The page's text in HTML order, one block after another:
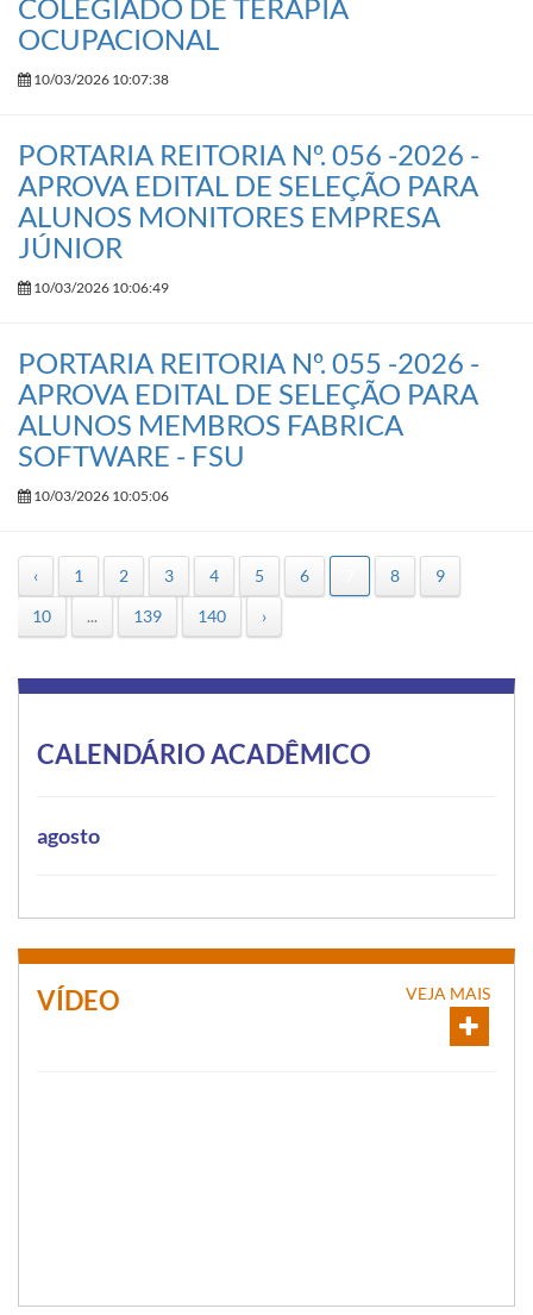
COLEGIADO DE TERAPIA
OCUPACIONAL
10/03/2026 10:07:38
PORTARIA REITORIA Nº. 056 -2026 -
APROVA EDITAL DE SELEÇÃO PARA
ALUNOS MONITORES EMPRESA
JÚNIOR
10/03/2026 10:06:49
PORTARIA REITORIA Nº. 055 -2026 -
APROVA EDITAL DE SELEÇÃO PARA
ALUNOS MEMBROS FABRICA
SOFTWARE - FSU
10/03/2026 10:05:06
‹ 1 2 3 4 5 6 8
9
10
... 139 140 ›
CALENDÁRIO ACADÊMICO
agosto
VÍDEO VEJA MAIS